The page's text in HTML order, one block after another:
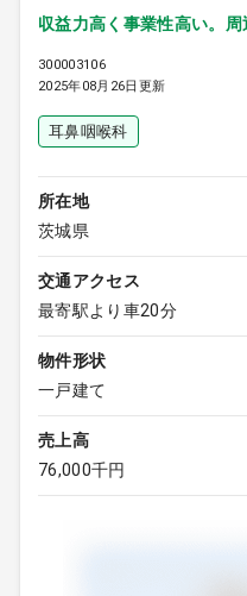
収益力高く事業性高い。周
300003106
2025年08月26日更新
耳鼻咽喉科
所在地
茨城県
交通アクセス
最寄駅より車20分
物件形状
一戸建て
売上高
76,000千円